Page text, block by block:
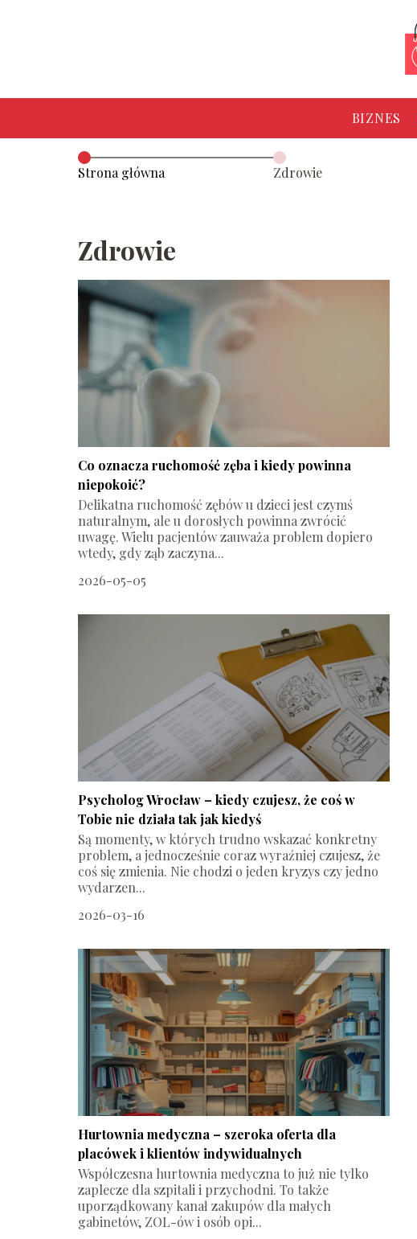
BIZNES
Strona główna Zdrowie
Zdrowie
Co oznacza ruchomość zęba i kiedy powinna
niepokoić?
Delikatna ruchomość zębów u dzieci jest czymś
naturalnym, ale u dorosłych powinna zwrócić
uwagę. Wielu pacjentów zauważa problem dopiero
wtedy, gdy ząb zaczyna...
2026-05-05
Psycholog Wrocław – kiedy czujesz, że coś w
Tobie nie działa tak jak kiedyś
Są momenty, w których trudno wskazać konkretny
problem, a jednocześnie coraz wyraźniej czujesz, że
coś się zmienia. Nie chodzi o jeden kryzys czy jedno
wydarzen...
2026-03-16
Hurtownia medyczna – szeroka oferta dla
placówek i klientów indywidualnych
Współczesna hurtownia medyczna to już nie tylko
zaplecze dla szpitali i przychodni. To także
uporządkowany kanał zakupów dla małych
gabinetów, ZOL-ów i osób opi...